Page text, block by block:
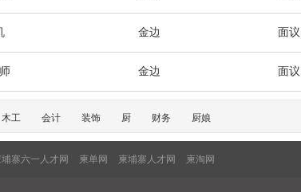
金边 面议
金边 面议
木工 会计 装饰 厨 财务 厨娘
埔寨六一人才网 柬单网 柬埔寨人才网 柬淘网